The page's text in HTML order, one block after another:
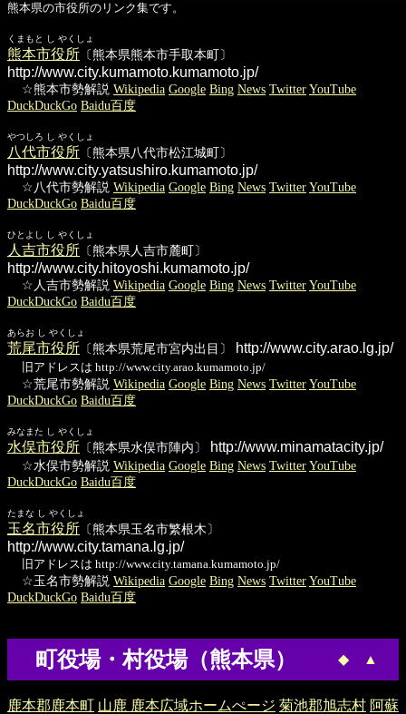
熊本県の市役所のリンク集です。
くまもと し やくしょ
熊本市役所 〔熊本県熊本市手取本町〕
http://www.city.kumamoto.kumamoto.jp/
☆熊本市勢解説 Wikipedia Google Bing News Twitter YouTube
DuckDuckGo Baidu百度
やつしろ し やくしょ
八代市役所 〔熊本県八代市松江城町〕
http://www.city.yatsushiro.kumamoto.jp/
☆八代市勢解説 Wikipedia Google Bing News Twitter YouTube
DuckDuckGo Baidu百度
ひとよし し やくしょ
人吉市役所 〔熊本県人吉市麓町〕
http://www.city.hitoyoshi.kumamoto.jp/
☆人吉市勢解説 Wikipedia Google Bing News Twitter YouTube
DuckDuckGo Baidu百度
あらお し やくしょ
荒尾市役所 〔熊本県荒尾市宮内出目〕 http://www.city.arao.lg.jp/
旧アドレスは http://www.city.arao.kumamoto.jp/
☆荒尾市勢解説 Wikipedia Google Bing News Twitter YouTube
DuckDuckGo Baidu百度
みなまた し やくしょ
水俣市役所 〔熊本県水俣市陣内〕 http://www.minamatacity.jp/
☆水俣市勢解説 Wikipedia Google Bing News Twitter YouTube
DuckDuckGo Baidu百度
たまな し やくしょ
玉名市役所 〔熊本県玉名市繁根木〕
http://www.city.tamana.lg.jp/
旧アドレスは http://www.city.tamana.kumamoto.jp/
☆玉名市勢解説 Wikipedia Google Bing News Twitter YouTube
DuckDuckGo Baidu百度
町役場・村役場（熊本県） ◆ ▲
鹿本郡鹿本町 山鹿 鹿本広域ホームぺージ 菊池郡旭志村 阿蘇